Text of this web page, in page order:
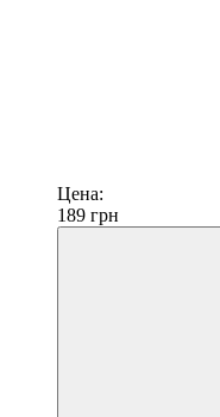
Цена:
189 грн